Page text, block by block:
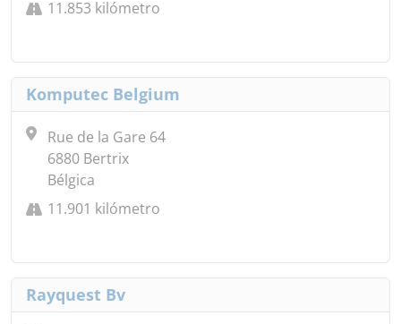
11.853 kilómetro
Komputec Belgium
Rue de la Gare 64
6880 Bertrix
Bélgica
11.901 kilómetro
Rayquest Bv